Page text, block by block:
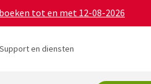
tot en met 12-08-2026
Support en diensten